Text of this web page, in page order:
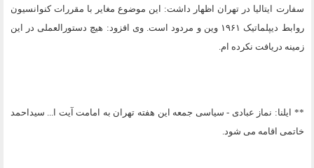
سفارت ایتالیا در تهران اظهار داشت: این موضوع مغایر با مقررات کنوانسیون
روابط دیپلماتیک ۱۹۶۱ وین و مردود است. وی افزود: هیچ دستورالعملی در این
زمینه دریافت نکرده ام.
** ایلنا: نماز عبادی - سیاسی جمعه این هفته تهران به امامت آیت ا... سیداحمد
خاتمی اقامه می شود.